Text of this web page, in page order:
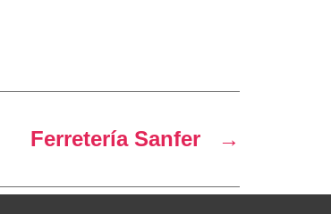
→
Ferretería Sanfer